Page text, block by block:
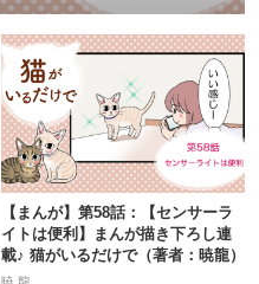
【まんが】第58話：【センサーラ
イトは便利】まんが描き下ろし連
載♪ 猫がいるだけで（著者：暁龍）